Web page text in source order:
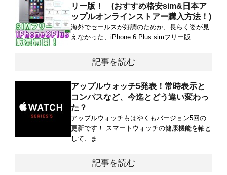
リー版！ (おすすめ格安sim&日本ア
ップルオンラインストアー購入方法！)
海外でセールスが好調のためか、長らく姿が見
えなかった、iPhone 6 Plus simフリー版
記事を読む
アップルウォッチ5発表！常時表示と
コンパスなど、今迄とどう違い変わっ
た？
アップルウォッチもはやくもバージョン5回の
更新です！ スマートウォッチの健康機能を軸と
して、ま
記事を読む